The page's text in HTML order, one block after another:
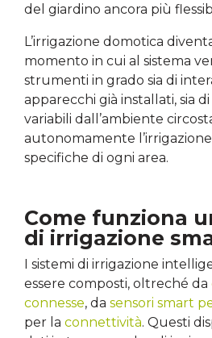
del giardino ancora più
L’irrigazione domotica
momento in cui al sistema
strumenti in grado sia di
apparecchi già installati, sia
variabili dall’ambiente
autonomamente
specifiche di ogni area.
Come funziona
di irrigazione
I sistemi di irrigazione
essere composti, oltreché da
connesse, da sensori smart
per la connettività. Questi